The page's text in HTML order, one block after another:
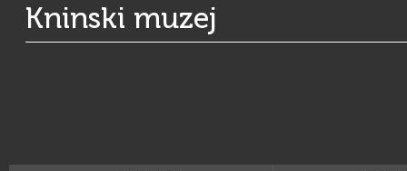
Kninski muzej